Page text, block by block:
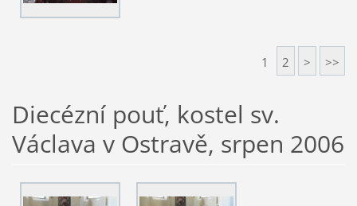
1 2 > >>
Diecézní pouť, kostel sv.
Václava v Ostravě, srpen 2006